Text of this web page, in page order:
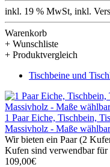
inkl. 19 % MwSt, inkl.
Warenkorb
+ Wunschliste
+ Produktvergleich
Tischbeine und
1 Paar Eiche, Tischbein,
Massivholz - Maße wählbar
Wir bieten ein Paar (2
Kufen sind verwendbar für
109,00€